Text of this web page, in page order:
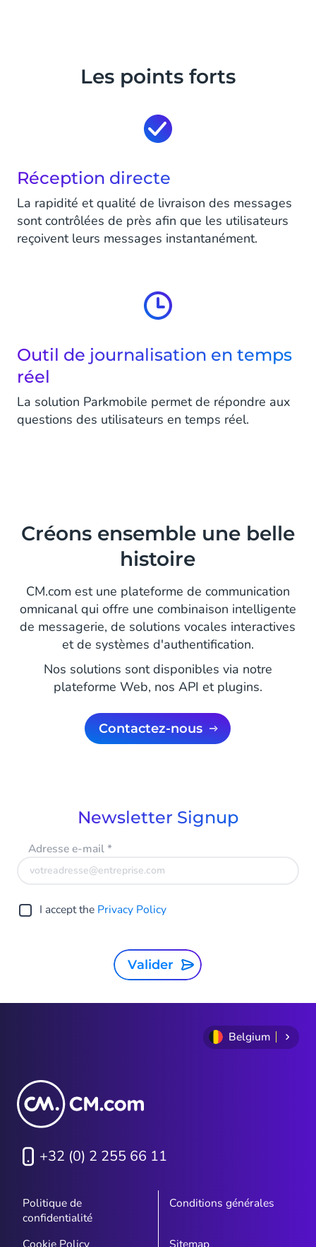
Les points forts
Réception directe
La rapidité et qualité de livraison des messages
sont contrôlées de près afin que les utilisateurs
reçoivent leurs messages instantanément.
Outil de journalisation en temps
réel
La solution Parkmobile permet de répondre aux
questions des utilisateurs en temps réel.
Créons ensemble une belle
histoire
CM.com est une plateforme de communication
omnicanal qui offre une combinaison intelligente
de messagerie, de solutions vocales interactives
et de systèmes d'authentification.
Nos solutions sont disponibles via notre
plateforme Web, nos API et plugins.
Contactez-nous
Newsletter Signup
Adresse e-mail*
I accept the Privacy Policy
Valider
Belgium
+32 (0) 2 255 66 11
Politique de
confidentialité
Conditions générales